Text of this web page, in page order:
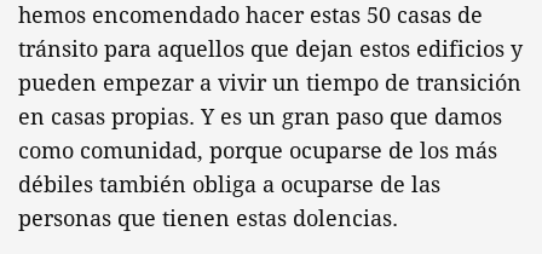
hemos encomendado hacer estas 50 casas de
tránsito para aquellos que dejan estos edificios y
pueden empezar a vivir un tiempo de transición
en casas propias. Y es un gran paso que damos
como comunidad, porque ocuparse de los más
débiles también obliga a ocuparse de las
personas que tienen estas dolencias.